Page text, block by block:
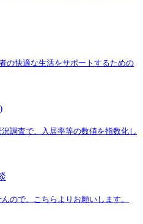
の快適な生活をサポートするための
調査で、入居率等の数値を指数化し
ので、こちらよりお願いします。